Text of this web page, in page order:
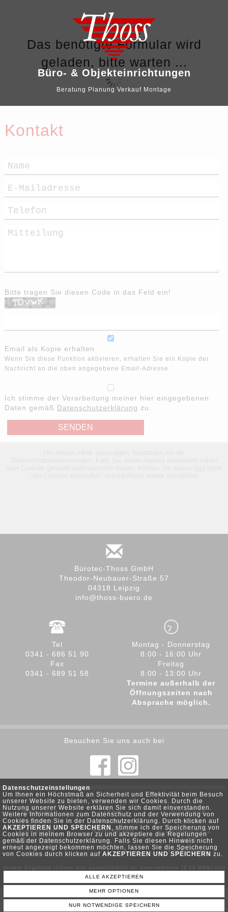
Datenschutzeinstellungen
Um Ihnen ein Höchstmaß an Sicherheit und Effektivität beim Besuch
unserer Website zu bieten, verwenden wir Cookies. Durch die
Nutzung unserer Website erklären Sie sich damit einverstanden.
Weitere Informationen zum Datenschutz und der Verwendung von
Cookies finden Sie in der Datenschutzerklärung. Durch klicken auf
AKZEPTIEREN UND SPEICHERN , stimme ich der Speicherung von
Cookies in meinem Browser zu und akzeptiere die Regelungen
gemäß der Datenschutzerklärung. Falls Sie diesen Hinweis nicht
erneut angezeigt bekommen möchten, lassen Sie die Speicherung
von Cookies durch klicken auf AKZEPTIEREN UND SPEICHERN zu.
ALLE AKZEPTIEREN
MEHR OPTIONEN
NUR NOTWENDIGE SPEICHERN
Büro- & Objekteinrichtungen
Beratung Planung Verkauf Montage
Kontakt
Das benötigte Formular wird
geladen, bitte warten ...
Bitte tragen Sie diesen Code in das Feld ein!
Email als Kopie erhalten
Wenn Sie diese Funktion aktivieren, erhalten Sie ein Kopie der
Nachricht an die oben angegebene Email-Adresse.
Ich stimme der Verarbeitung meiner hier eingegebenen
Daten gemäß Datenschutzerklärung zu.
Bürotec-Thoss GmbH
Theodor-Neubauer-Straße 57
04318 Leipzig
info@thoss-buero.de
Tel
0341 - 686 51 90
Fax
0341 - 689 51 58
Montag - Donnerstag
8:00 - 16:00 Uhr
Freitag
8:00 - 13:00 Uhr
Termine außerhalb der
Öffnungszeiten nach
Absprache möglich.
Besuchen Sie uns auch bei
Leistungen
Produkte
Gesunder
Arbeitsplatz
Team
Partner
Referenzen
Startseite
Kontakt
Datenschutz
AGB
Impressum
Unsere Angebote richten sich ausschließlich an Unternehmern (§ 14 BGB) und
Behörden . Wir schließen keine Verträge mit Verbrauchern (§ 13 BGB).
© POWERED BY SERVER-TEAM